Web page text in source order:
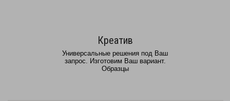
Креатив
Универсальные решения под Ваш
запрос. Изготовим Ваш вариант.
Образцы